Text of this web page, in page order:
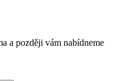
a později vám nabídneme